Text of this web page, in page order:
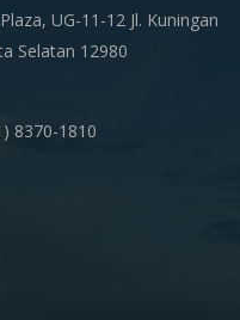
UG-11-12 Jl. Kuningan
Selatan 12980
8370-1810